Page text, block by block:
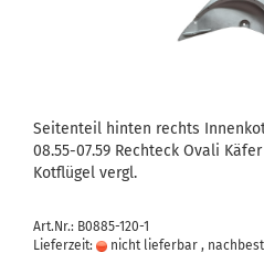
Seitenteil hinten rechts
08.55-07.59 Rechteck Ovali
Kotflügel vergl.
Art.Nr.: B0885-120-1
Lieferzeit:
nicht lieferbar ,